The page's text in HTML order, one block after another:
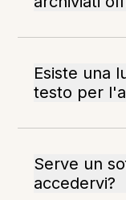
Esiste una
testo per
Serve un
accedervi?